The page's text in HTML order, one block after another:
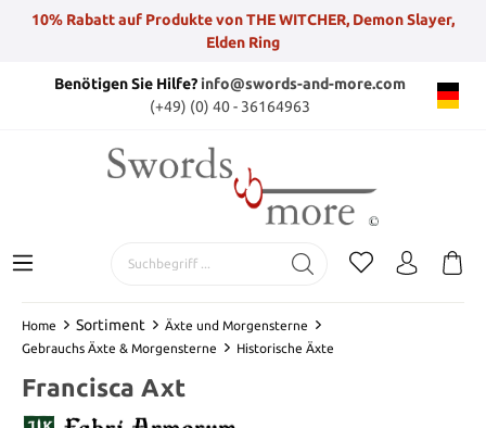
10% Rabatt auf Produkte von THE WITCHER, Demon Slayer,
Elden Ring
Benötigen Sie Hilfe?info@swords-and-more.com
(+49) (0) 40 - 36164963
Home Sortiment
Äxte und Morgensterne
Gebrauchs Äxte & Morgensterne
Historische Äxte
Francisca Axt